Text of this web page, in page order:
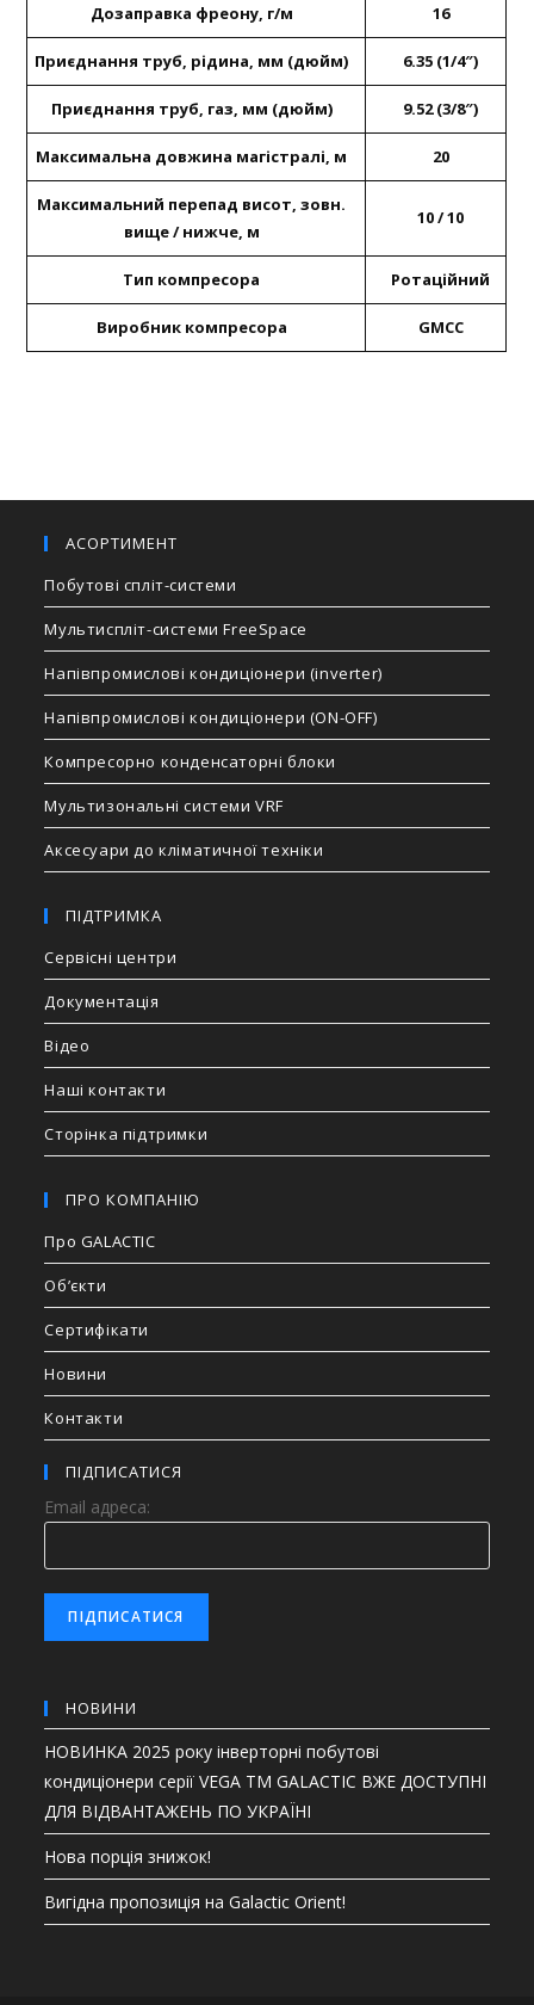
Дозаправка фреону, г/м 16
Приєднання труб, рідина, мм (дюйм) 6.35 (1/4″)
Приєднання труб, газ, мм (дюйм) 9.52 (3/8″)
Максимальна довжина магістралі, м 20
Максимальний перепад висот, зовн.
вище / нижче, м
10 / 10
Тип компресора Ротаційний
Виробник компресора GMCC
АСОРТИМЕНТ
Побутові спліт-системи
Мультиспліт-системи FreeSpace
Напівпромислові кондиціонери (inverter)
Напівпромислові кондиціонери (ON-OFF)
Компресорно конденсаторні блоки
Мультизональні системи VRF
Аксесуари до кліматичної техніки
ПІДТРИМКА
Сервісні центри
Документація
Відео
Наші контакти
Сторінка підтримки
ПРО КОМПАНІЮ
Про GALACTIC
Об’єкти
Сертифікати
Новини
Контакти
ПІДПИСАТИСЯ
Email адреса:
НОВИНИ
НОВИНКА 2025 року інверторні побутові
кондиціонери серії VEGA ТМ GALACTIC ВЖЕ ДОСТУПНІ
ДЛЯ ВІДВАНТАЖЕНЬ ПО УКРАЇНІ
Нова порція знижок!
Вигідна пропозиція на Galactic Orient!